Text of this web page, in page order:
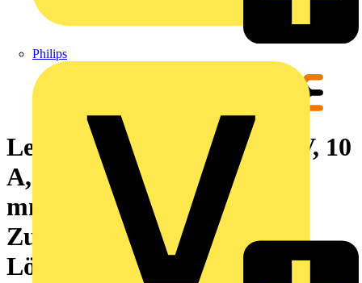
Philips
Leiterplattenklemme, 250 V, 10
A, Raster in mm: 3.81, 1.5
mm², Polzahl: 7,
Zugbügelanschluss, THT-
Lötanschluss, 90°, Box